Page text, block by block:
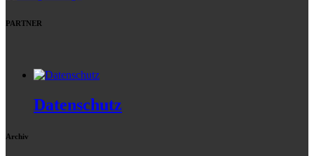
PARTNER
Datenschutz
Archiv